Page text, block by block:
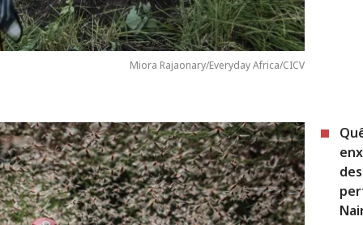
Miora Rajaonary/Everyday Africa/CICV